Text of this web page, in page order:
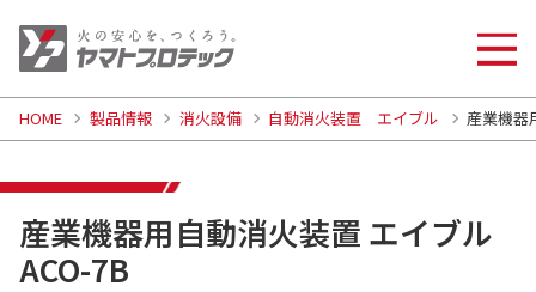
産業機器用自動消火装置 エイブル
ACO-7B
HOME 製品情報 消火設備 自動消火装置 エイブル 産業機器